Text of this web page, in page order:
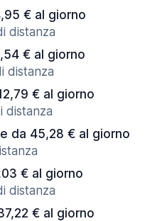
€ al giorno
distanza
€ al giorno
distanza
€ al giorno
distanza
da 45,28 € al giorno
€ al giorno
distanza
€ al giorno